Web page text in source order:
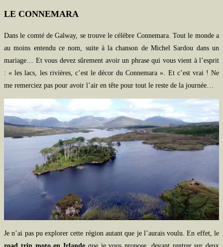
LE CONNEMARA
Dans le comté de Galway, se trouve le célèbre Connemara. Tout le monde a
au moins entendu ce nom, suite à la chanson de Michel Sardou dans un
mariage… Et vous devez sûrement avoir un phrase qui vous vient à l’esprit
: « les lacs, les rivières, c’est le décor du Connemara ». Et c’est vrai ! Ne
me remerciez pas pour avoir l’air en tête pour tout le reste de la journée…
Je n’ai pas pu explorer cette région autant que je l’aurais voulu. En effet, le